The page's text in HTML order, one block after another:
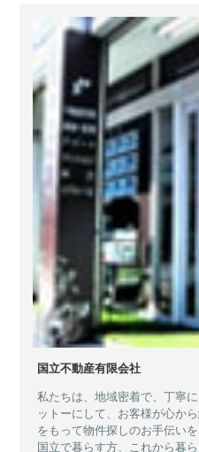
国立不動産有限会社
私たちは、地域密着で、丁寧
ットーにして、お客様が心か
をもって物件探しのお手伝い
国立で暮らす方、これから暮